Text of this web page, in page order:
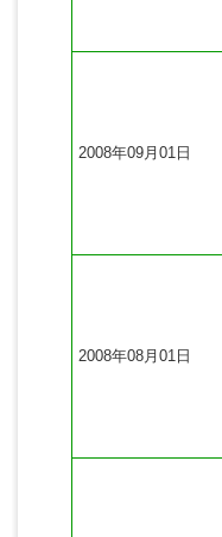
2008年09月01日
2008年08月01日